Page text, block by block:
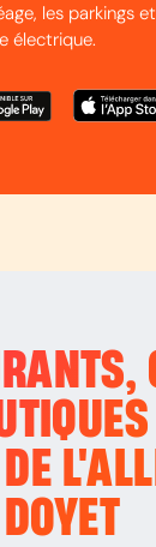
les parkings
électrique.
DOYET